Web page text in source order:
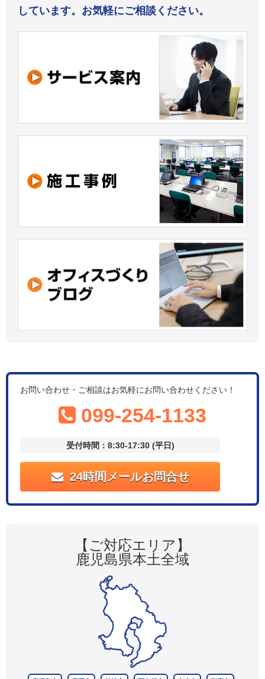
しています。お気軽にご相談ください。
お問い合わせ・ご相談はお気軽にお問い合わせください！
099-254-1133
受付時間：8:30-17:30 (平日)
24時間メールお問合せ
【ご対応エリア】
鹿児島県本土全域